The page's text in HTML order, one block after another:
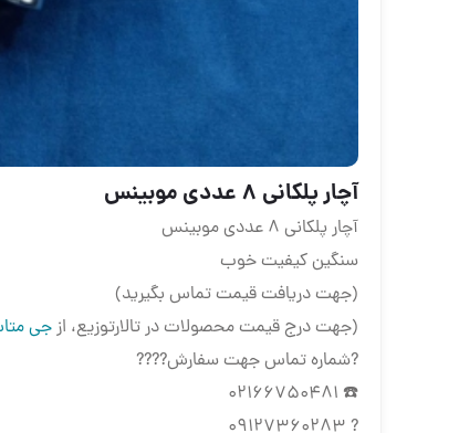
آچار پلکانی 8 عددی موبینس
آچار پلکانی 8 عددی موبینس
سنگین کیفیت خوب
(جهت دریافت قیمت تماس بگیرید)
(جهت درج قیمت محصولات در تالارتوزیع، ازجی
?شماره تماس جهت سفارش????
☎️ 02166750481